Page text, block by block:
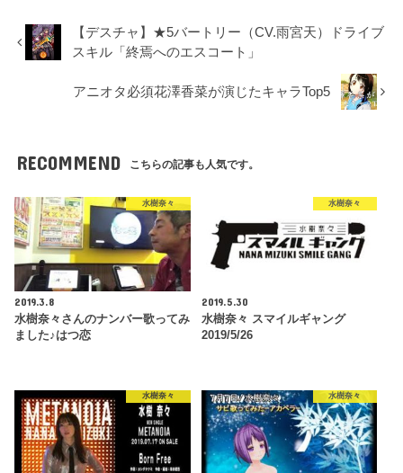
【デスチャ】★5バートリー（CV.雨宮天）ドライブ
スキル「終焉へのエスコート」
アニオタ必須花澤香菜が演じたキャラTop5
RECOMMEND こちらの記事も人気です。
水樹奈々
2019.3.8
水樹奈々さんのナンバー歌ってみ
ました♪はつ恋
水樹奈々
2019.5.30
水樹奈々 スマイルギャング
2019/5/26
水樹奈々 水樹奈々